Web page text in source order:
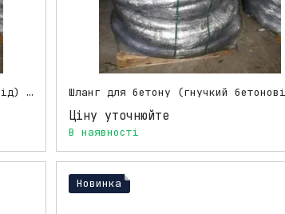
Шланг для бетону (гумовий бетоновід) DN100 4,5"
Ціну уточнюйте
В наявності
Новинка